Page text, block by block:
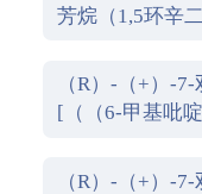
芳烷（1,5环辛
（R）-（+）-
[（（6-甲基吡
（R）-（+）-